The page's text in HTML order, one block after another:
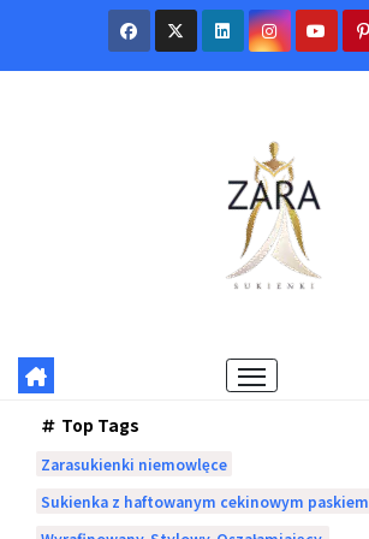
Top Tags
Zarasukienki niemowlęce
Sukienka z haftowanym cekinowym paskiem